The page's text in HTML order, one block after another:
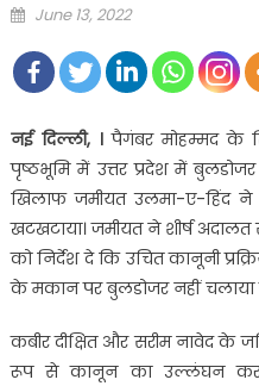
Posted
June 13, 2022
नई दिल्ली, ।पैगंबर मोहम्मद के
पृष्ठभूमि में उत्तर प्रदेश में
खिलाफ जमीयत उलमा-ए-हिंद ने
खटखटाया। जमीयत ने शीर्ष अदालत
को निर्देश दे कि उचित कानूनी
के मकान पर बुलडोजर नहीं चलाया
कबीर दीक्षित और सरीम नावेद के
रूप से कानून का उल्लंघन